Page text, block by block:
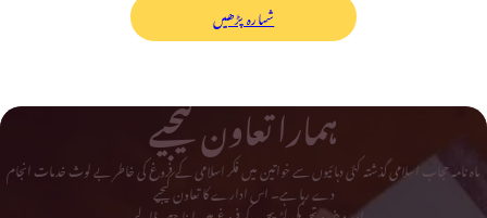
شمارہ پڑھیں
ہمارا تعاون کیجیے
ماہ نامہ حجاب اسلامی گذشتہ کئی دہائیوں سے خواتین میں فکر اسلامی کے فروغ کی خاطر بے لوث خدمات انجام
دے رہا ہے۔ اس ادارے کا تعاون کیجیے